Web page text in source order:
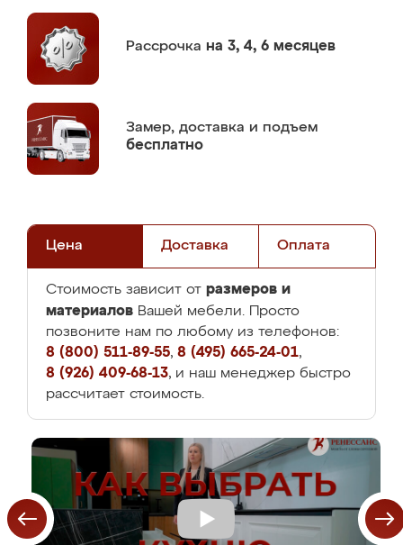
Рассрочка на 3, 4, 6 месяцев
Замер, доставка и подъем
бесплатно
Цена Доставка Оплата
Стоимость зависит от размеров и
материалов Вашей мебели. Просто
позвоните нам по любому из телефонов:
8 (800) 511-89-55, 8 (495) 665-24-01,
8 (926) 409-68-13, и наш менеджер быстро
рассчитает стоимость.